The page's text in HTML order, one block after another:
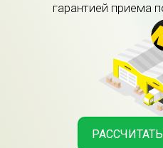
гарантией приема